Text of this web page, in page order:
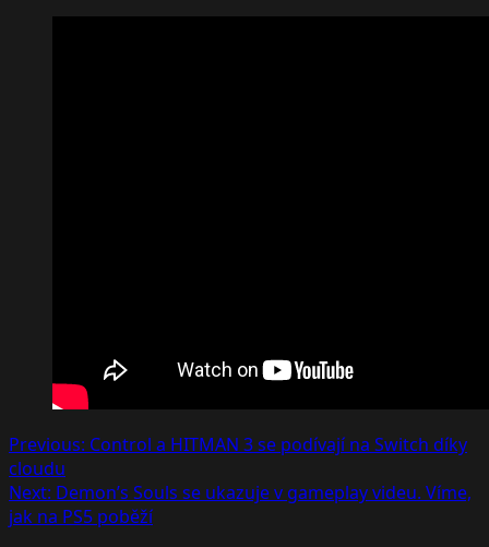
Post
navigation
Previous: Control a HITMAN 3 se podívají na Switch díky
cloudu
Next: Demon’s Souls se ukazuje v gameplay videu. Víme,
jak na PS5 poběží